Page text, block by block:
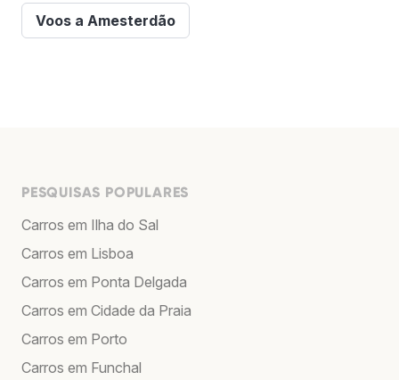
Voos a Amesterdão
PESQUISAS POPULARES
Carros em Ilha do Sal
Carros em Lisboa
Carros em Ponta Delgada
Carros em Cidade da Praia
Carros em Porto
Carros em Funchal